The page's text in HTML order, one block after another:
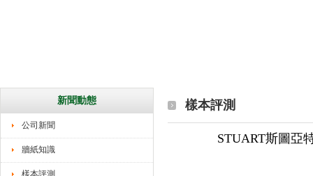
新聞動態
公司新聞
牆紙知識
樣本評測
樣本評測
STUART斯圖亞